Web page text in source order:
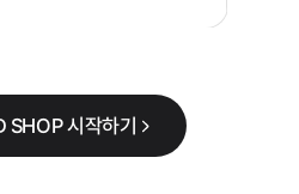
SHOP 시작하기